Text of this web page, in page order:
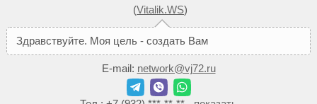
(Vitalik.WS)
Здравствуйте. Моя цель - создать Вам
E-mail: network@vj72.ru